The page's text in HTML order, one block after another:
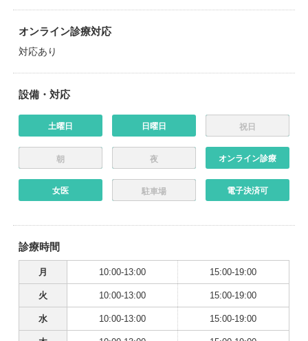
オンライン診療対応
対応あり
設備・対応
土曜日 日曜日 祝日
朝 夜 オンライン診療
女医 駐車場 電子決済可
診療時間
月 10:00-13:00 15:00-19:00
火 10:00-13:00 15:00-19:00
水 10:00-13:00 15:00-19:00